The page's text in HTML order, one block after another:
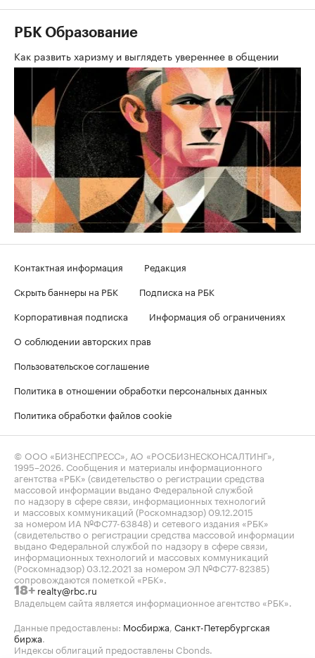
РБК Образование
Как развить харизму и выглядеть увереннее в общении
Контактная информация
Редакция
Скрыть баннеры на РБК
Подписка на РБК
Корпоративная подписка
Информация об ограничениях
О соблюдении авторских прав
Пользовательское соглашение
Политика в отношении обработки персональных данных
Политика обработки файлов cookie
© ООО «БИЗНЕСПРЕСС», АО «РОСБИЗНЕСКОНСАЛТИНГ»,
1995–2026. Сообщения и материалы информационного
агентства «РБК» (свидетельство о регистрации средства
массовой информации выдано Федеральной службой
по надзору в сфере связи, информационных технологий
и массовых коммуникаций (Роскомнадзор) 09.12.2015
за номером ИА №ФС77-63848) и сетевого издания «РБК»
(свидетельство о регистрации средства массовой информации
выдано Федеральной службой по надзору в сфере связи,
информационных технологий и массовых коммуникаций
(Роскомнадзор) 03.12.2021 за номером ЭЛ №ФС77-82385)
сопровождаются пометкой «РБК».
18+ realty@rbc.ru
Владельцем сайта является информационное агентство «РБК».
Данные предоставлены: Мосбиржа, Санкт-Петербургская
биржа.
Индексы облигаций предоставлены Cbonds.